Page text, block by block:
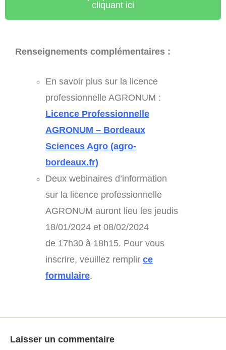
cliquant ici
Renseignements complémentaires :
En savoir plus sur la licence
professionnelle AGRONUM :
Licence Professionnelle
AGRONUM – Bordeaux
Sciences Agro (agro-
bordeaux.fr)
Deux webinaires d’information
sur la licence professionnelle
AGRONUM auront lieu les jeudis
18/01/2024 et 08/02/2024
de 17h30 à 18h15. Pour vous
inscrire, veuillez remplir ce
formulaire.
Laisser un commentaire